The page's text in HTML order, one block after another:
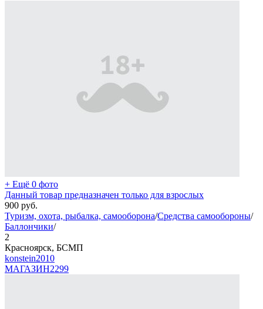
+ Ещё 0 фото
Данный товар предназначен только для взрослых
900 руб.
Туризм, охота, рыбалка, самооборона/Средства самообороны/
Баллончики/
2
Красноярск, БСМП
konstein2010
МАГАЗИН2299